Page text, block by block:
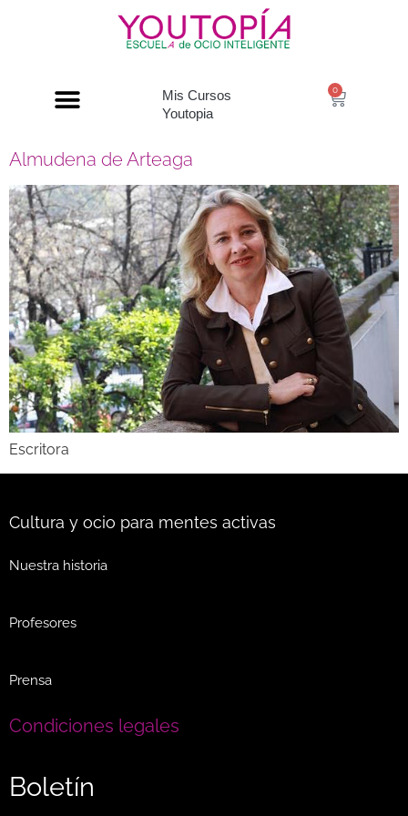
Mis Cursos
Youtopia
0
Almudena de Arteaga
Escritora
Cultura y ocio para mentes activas
Nuestra historia
Profesores
Prensa
Condiciones legales
Boletín